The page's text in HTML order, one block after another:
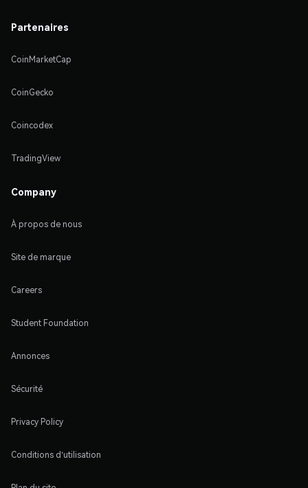
Partenaires
CoinMarketCap
CoinGecko
Coincodex
TradingView
Company
À propos de nous
Site de marque
Careers
Student Foundation
Annonces
Sécurité
Privacy Policy
Conditions d'utilisation